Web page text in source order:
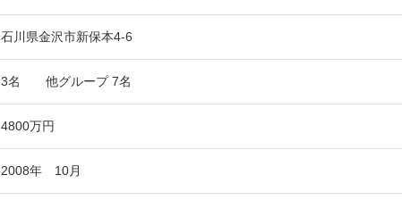
石川県金沢市新保本4-6
3名 他グループ 7名
4800万円
2008年 10月